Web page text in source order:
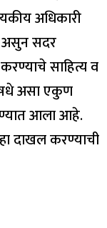
अधिकारी
असुन सदर
साहित्य व
असा एकुण
आला आहे.
दाखल करण्याची